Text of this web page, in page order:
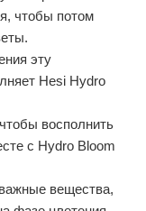
чтобы потом
эту
Hesi Hydro
восполнить
с Hydro Bloom
вещества,